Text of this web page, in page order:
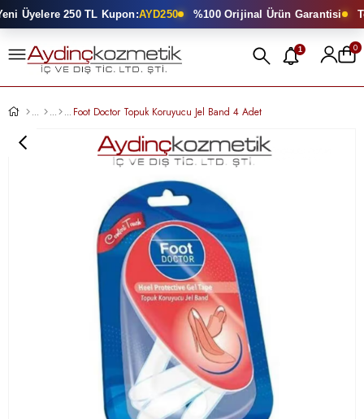
Üyelere 250 TL Kupon:AYD250 %100 Orijinal Ürün Garantisi
1 0
Foot Doctor Topuk Koruyucu Jel Band 4 Adet